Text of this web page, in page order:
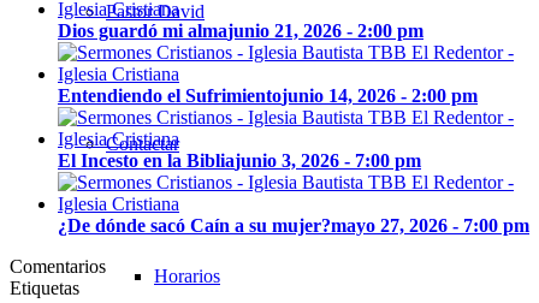
Pastor David
Contactar
Horarios
Dios guardó mi almajunio 21, 2026 - 2:00 pm
Entendiendo el Sufrimientojunio 14, 2026 - 2:00 pm
El Incesto en la Bibliajunio 3, 2026 - 7:00 pm
¿De dónde sacó Caín a su mujer?mayo 27, 2026 - 7:00 pm
Comentarios
Etiquetas